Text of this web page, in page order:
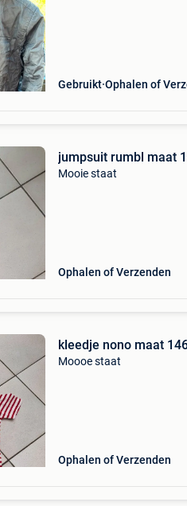
Gebruikt Ophalen of
jumpsuit rumbl maat
Mooie staat
Ophalen of Verzenden
kleedje nono maat
Moooe staat
Ophalen of Verzenden